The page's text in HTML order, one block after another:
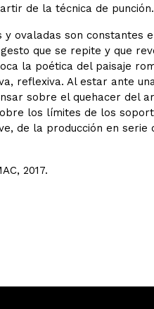
de la técnica de punción.
ovaladas son constantes
que se repite y que
la poética del paisaje
reflexiva. Al estar ante
sobre el quehacer del
los límites de los
de la producción en
2017.